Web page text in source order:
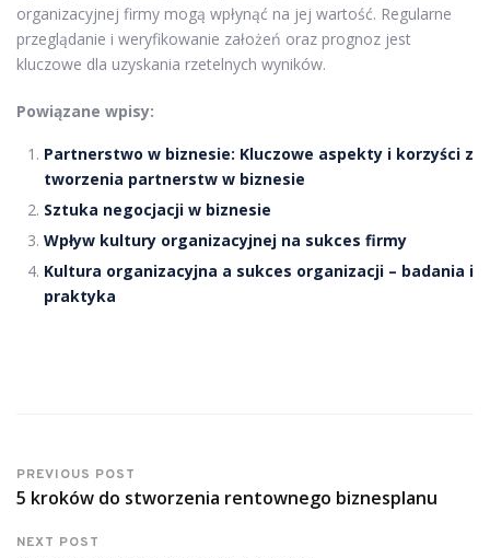
organizacyjnej firmy mogą wpłynąć na jej wartość. Regularne
przeglądanie i weryfikowanie założeń oraz prognoz jest
kluczowe dla uzyskania rzetelnych wyników.
Powiązane wpisy:
Partnerstwo w biznesie: Kluczowe aspekty i korzyści z
tworzenia partnerstw w biznesie
Sztuka negocjacji w biznesie
Wpływ kultury organizacyjnej na sukces firmy
Kultura organizacyjna a sukces organizacji – badania i
praktyka
PREVIOUS POST
5 kroków do stworzenia rentownego biznesplanu
NEXT POST